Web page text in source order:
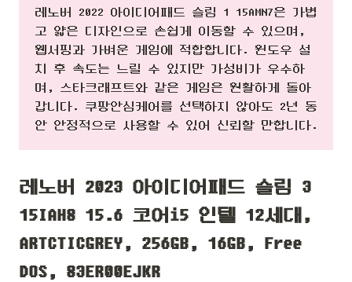
레노버 2022 아이디어패드 슬림 1 15AMN7은 가볍
고 얇은 디자인으로 손쉽게 이동할 수 있으며,
웹서핑과 가벼운 게임에 적합합니다. 윈도우 설
치 후 속도는 느릴 수 있지만 가성비가 우수하
며, 스타크래프트와 같은 게임은 원활하게 돌아
갑니다. 쿠팡안심케어를 선택하지 않아도 2년 동
안 안정적으로 사용할 수 있어 신뢰할 만합니다.
레노버 2023 아이디어패드 슬림 3
15IAH8 15.6 코어i5 인텔 12세대,
ARTCTICGREY, 256GB, 16GB, Free
DOS, 83ER00EJKR